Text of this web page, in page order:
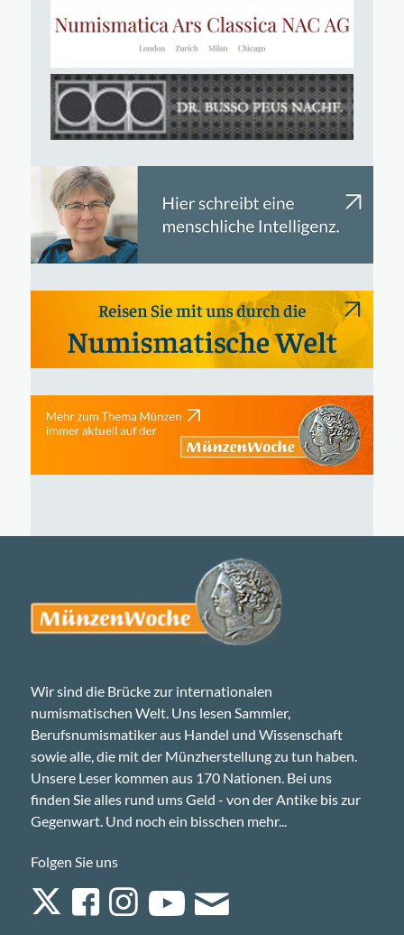
Wir sind die Brücke zur internationalen
numismatischen Welt. Uns lesen Sammler,
Berufsnumismatiker aus Handel und Wissenschaft
sowie alle, die mit der Münzherstellung zu tun haben.
Unsere Leser kommen aus 170 Nationen. Bei uns
finden Sie alles rund ums Geld - von der Antike bis zur
Gegenwart. Und noch ein bisschen mehr...
Folgen Sie uns